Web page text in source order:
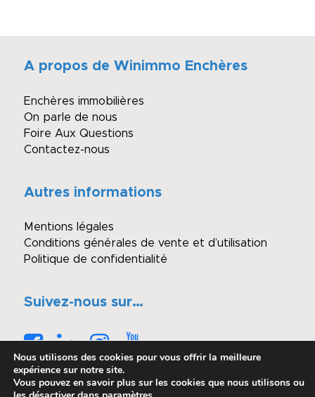
A propos de Winimmo Enchères
Enchères immobilières
On parle de nous
Foire Aux Questions
Contactez-nous
Autres informations
Mentions légales
Conditions générales de vente et d’utilisation
Politique de confidentialité
Suivez-nous sur…
Nous utilisons des cookies pour vous offrir la meilleure
expérience sur notre site.
Vous pouvez en savoir plus sur les cookies que nous utilisons ou